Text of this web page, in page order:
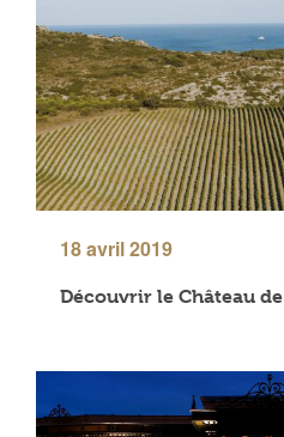
18 avril 2019
Découvrir le Château